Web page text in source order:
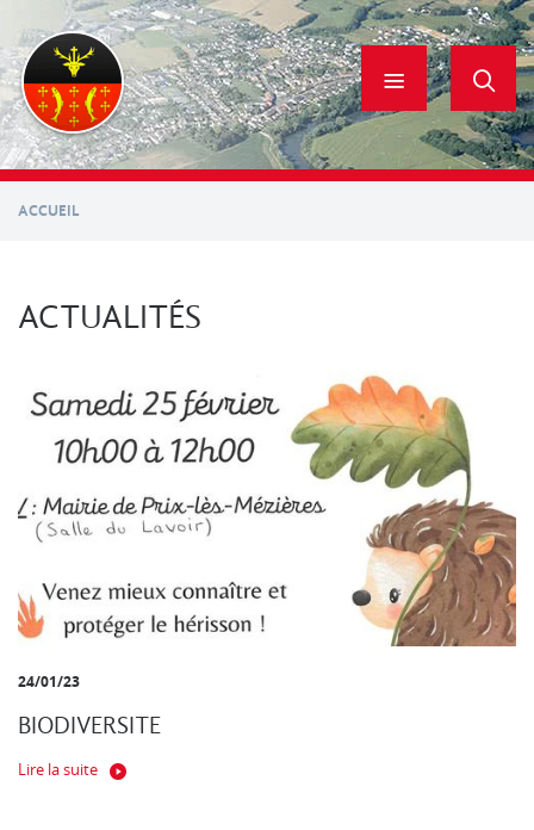
contenu
principal
ACCUEIL
ACTUALITÉS
24/01/23
BIODIVERSITE
Lire la suite